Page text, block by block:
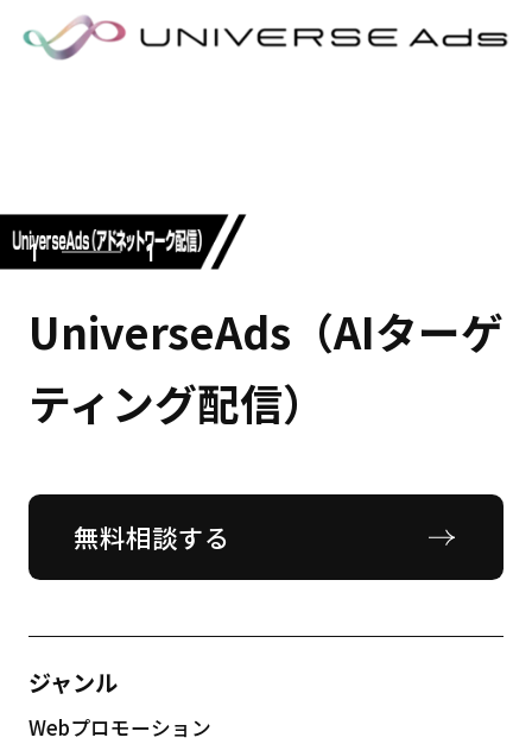
1 1
UniverseAds（AIターゲ
ティング配信）
無料相談する
ジャンル
Webプロモーション